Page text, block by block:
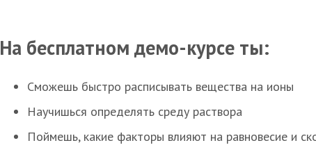
На бесплатном демо-курсе ты:
Сможешь быстро расписывать вещества на ионы
Научишься определять среду раствора
Поймешь, какие факторы влияют на равновесие и